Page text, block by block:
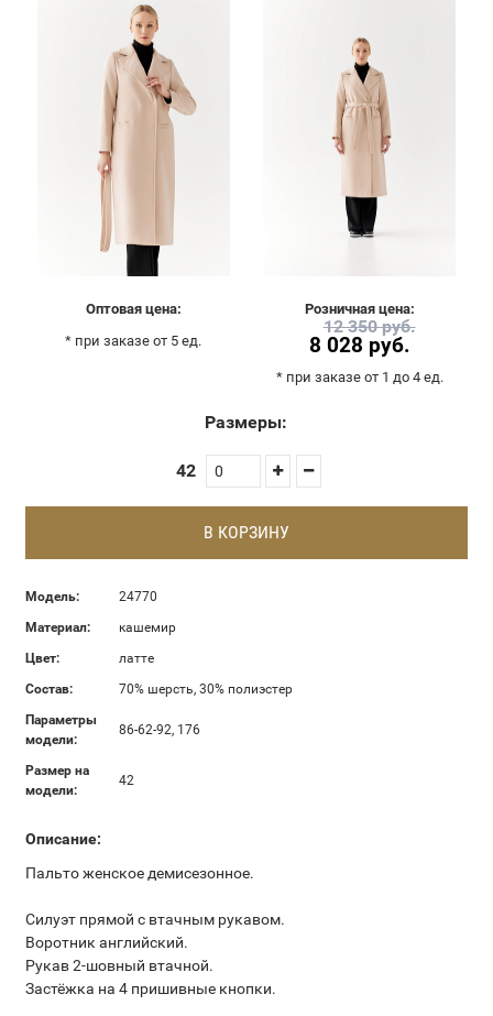
Оптовая цена:
* при заказе от 5 ед.
Розничная цена:
8 028 руб.
12 350 руб.
* при заказе от 1 до 4 ед.
Размеры:
42
В КОРЗИНУ
Модель:
24770
Материал:
кашемир
Цвет:
латте
Состав:
70% шерсть, 30% полиэстер
Параметры
модели:
86-62-92, 176
Размер на
модели:
42
Описание:
Пальто женское демисезонное.
Силуэт прямой с втачным рукавом.
Воротник английский.
Рукав 2-шовный втачной.
Застёжка на 4 пришивные кнопки.